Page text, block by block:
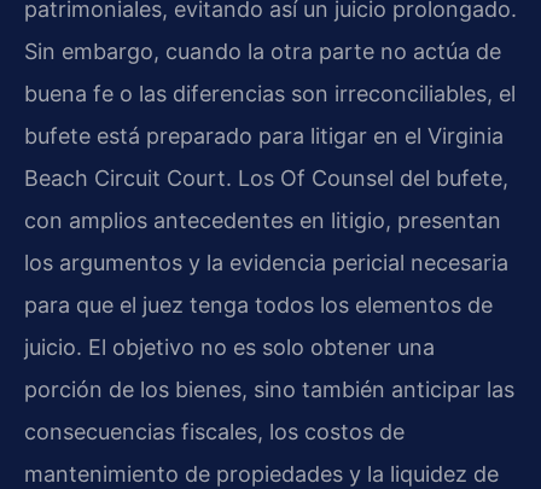
patrimoniales, evitando así un juicio prolongado.
Sin embargo, cuando la otra parte no actúa de
buena fe o las diferencias son irreconciliables, el
bufete está preparado para litigar en el Virginia
Beach Circuit Court. Los Of Counsel del bufete,
con amplios antecedentes en litigio, presentan
los argumentos y la evidencia pericial necesaria
para que el juez tenga todos los elementos de
juicio. El objetivo no es solo obtener una
porción de los bienes, sino también anticipar las
consecuencias fiscales, los costos de
mantenimiento de propiedades y la liquidez de